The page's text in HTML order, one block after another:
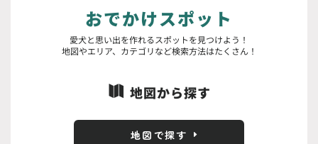
おでかけスポット
愛犬と思い出を作れるスポットを見つけよう！
地図やエリア、カテゴリなど検索方法はたくさん！
 地図から探す
地図で探す